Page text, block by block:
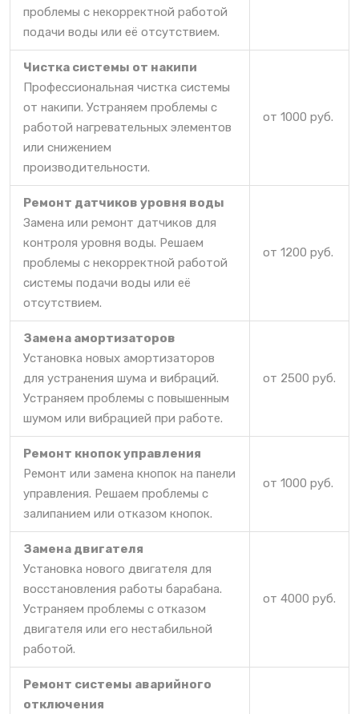
проблемы с некорректной работой
подачи воды или её отсутствием.
Чистка системы от накипи
Профессиональная чистка системы
от накипи. Устраняем проблемы с
работой нагревательных элементов
или снижением
производительности.
от 1000 руб.
Ремонт датчиков уровня воды
Замена или ремонт датчиков для
контроля уровня воды. Решаем
проблемы с некорректной работой
системы подачи воды или её
отсутствием.
от 1200 руб.
Замена амортизаторов
Установка новых амортизаторов
для устранения шума и вибраций.
Устраняем проблемы с повышенным
шумом или вибрацией при работе.
от 2500 руб.
Ремонт кнопок управления
Ремонт или замена кнопок на панели
управления. Решаем проблемы с
залипанием или отказом кнопок.
от 1000 руб.
Замена двигателя
Установка нового двигателя для
восстановления работы барабана.
Устраняем проблемы с отказом
двигателя или его нестабильной
работой.
от 4000 руб.
Ремонт системы аварийного
отключения